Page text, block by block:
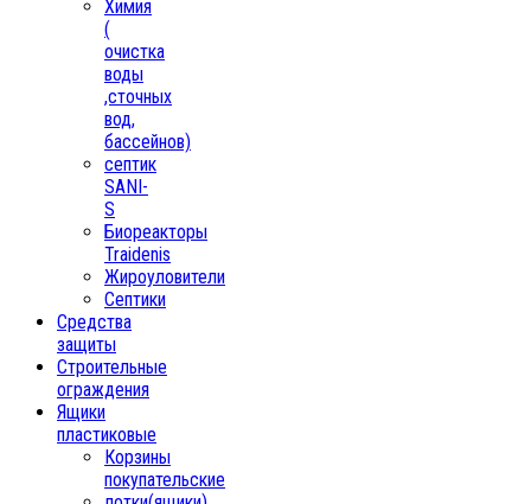
Химия
(
очистка
воды
,сточных
вод,
бассейнов)
септик
SANI-
S
Биореакторы
Traidenis
Жироуловители
Септики
Средства
защиты
Строительные
ограждения
Ящики
пластиковые
Корзины
покупательские